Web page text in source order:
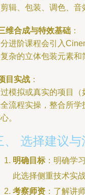
辑、包装、调色、音
维合成与特效基础 ：
进阶课程会引入
杂的立体包装元素和
目实战 ：
模拟或真实的项目
流程实操，整合所
。
、 选择建议与
明确目标：明确学
此选择侧重技术实
考察师资 ：了解讲